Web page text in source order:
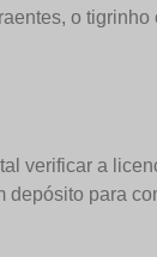
o tigrinho
verificar a
depósito para